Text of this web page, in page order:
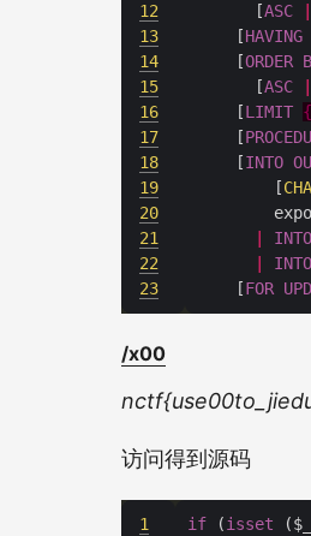
12
13
14
15
16
17
18
19
20
21
22
23
      [
ASC
    [
HAVING
    [
ORDER
      [
ASC
    [
LIMIT {
    [
    [
INTO
        [
INTO
INTO
    [
FOR
/x00
访问得到源码
1
if (isset